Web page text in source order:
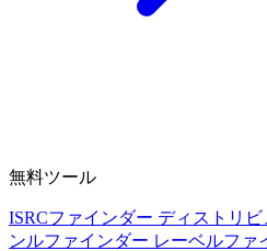
無料ツール
ISRCファインダー ディストリ
ンルファインダー レーベルファ